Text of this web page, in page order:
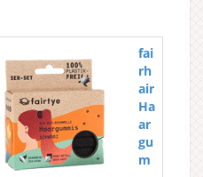
fai
rh
air
Ha
ar
gu
m